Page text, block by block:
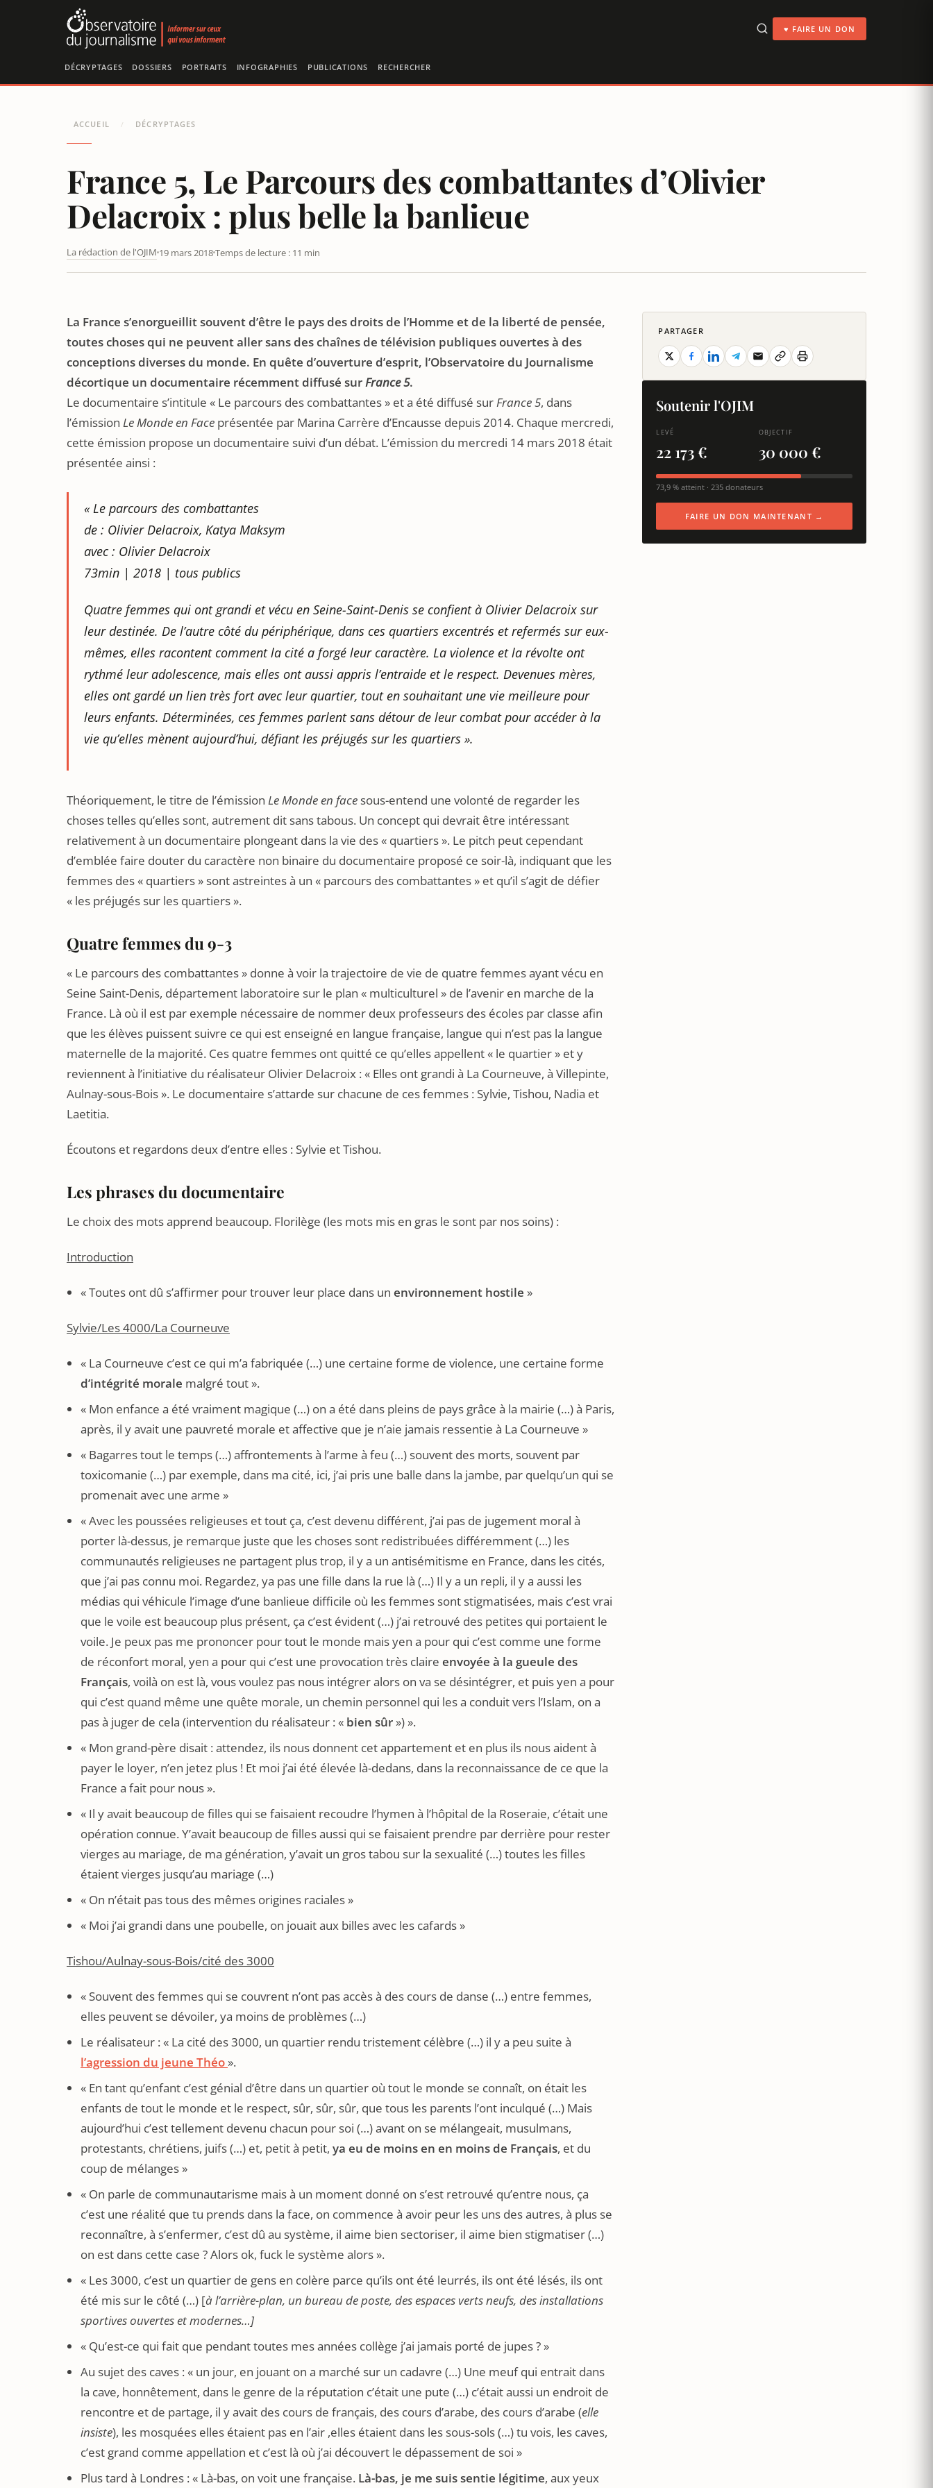
♥ FAIRE UN DON
DÉCRYPTAGES DOSSIERS PORTRAITS INFOGRAPHIES PUBLICATIONS RECHERCHER
ACCUEIL / DÉCRYPTAGES
France 5, Le Parcours des combattantes d’Olivier
Delacroix : plus belle la banlieue
La rédaction de l'OJIM 19 mars 2018Temps de lecture : 11 min
FRANCE 5, LE PARCOURS DES COMBATTANTES D’OLIVIER DELACROIX : PLUS BELLE LA BANLIEUE
La France s’enorgueillit souvent d’être le pays des droits de l’Homme et de la liberté de pensée,
toutes choses qui ne peuvent aller sans des chaînes de télévision publiques ouvertes à des
conceptions diverses du monde. En quête d’ouverture d’esprit, l’Observatoire du Journalisme
décortique un documentaire récemment diffusé surFrance 5.
Le documentaire s’intitule « Le parcours des combattantes » et a été diffusé surFrance 5, dans
l’émission Le Monde en Face présentée par Marina Carrère d’Encausse depuis 2014. Chaque mercredi,
cette émission propose un documentaire suivi d’un débat. L’émission du mercredi 14 mars 2018 était
présentée ainsi :
« Le parcours des combattantes
de : Olivier Delacroix, Katya Maksym
avec : Olivier Delacroix
73min | 2018 | tous publics
Quatre femmes qui ont grandi et vécu en Seine-Saint-Denis se confient à Olivier Delacroix sur
leur destinée. De l’autre côté du périphérique, dans ces quartiers excentrés et refermés sur eux-
mêmes, elles racontent comment la cité a forgé leur caractère. La violence et la révolte ont
rythmé leur adolescence, mais elles ont aussi appris l’entraide et le respect. Devenues mères,
elles ont gardé un lien très fort avec leur quartier, tout en souhaitant une vie meilleure pour
leurs enfants. Déterminées, ces femmes parlent sans détour de leur combat pour accéder à la
vie qu’elles mènent aujourd’hui, défiant les préjugés sur les quartiers ».
Théoriquement, le titre de l’émission Le Monde en face sous-entend une volonté de regarder les
choses telles qu’elles sont, autrement dit sans tabous. Un concept qui devrait être intéressant
relativement à un documentaire plongeant dans la vie des « quartiers ». Le pitch peut cependant
d’emblée faire douter du caractère non binaire du documentaire proposé ce soir-là, indiquant que les
femmes des « quartiers » sont astreintes à un « parcours des combattantes » et qu’il s’agit de défier
« les préjugés sur les quartiers ».
Quatre femmes du 9-3
« Le parcours des combattantes » donne à voir la trajectoire de vie de quatre femmes ayant vécu en
Seine Saint-Denis, département laboratoire sur le plan « multiculturel » de l’avenir en marche de la
France. Là où il est par exemple nécessaire de nommer deux professeurs des écoles par classe afin
que les élèves puissent suivre ce qui est enseigné en langue française, langue qui n’est pas la langue
maternelle de la majorité. Ces quatre femmes ont quitté ce qu’elles appellent « le quartier » et y
reviennent à l’initiative du réalisateur Olivier Delacroix : « Elles ont grandi à La Courneuve, à Villepinte,
Aulnay-sous-Bois ». Le documentaire s’attarde sur chacune de ces femmes : Sylvie, Tishou, Nadia et
Laetitia.
Écoutons et regardons deux d’entre elles : Sylvie et Tishou.
Les phrases du documentaire
Le choix des mots apprend beaucoup. Florilège (les mots mis en gras le sont par nos soins) :
Introduction
« Toutes ont dû s’affirmer pour trouver leur place dans un environnement hostile »
Sylvie/Les 4000/La Courneuve
« La Courneuve c’est ce qui m’a fabriquée (…) une certaine forme de violence, une certaine forme
d’intégrité morale malgré tout ».
« Mon enfance a été vraiment magique (…) on a été dans pleins de pays grâce à la mairie (…) à Paris,
après, il y avait une pauvreté morale et affective que je n’aie jamais ressentie à La Courneuve »
« Bagarres tout le temps (…) affrontements à l’arme à feu (…) souvent des morts, souvent par
toxicomanie (…) par exemple, dans ma cité, ici, j’ai pris une balle dans la jambe, par quelqu’un qui se
promenait avec une arme »
« Avec les poussées religieuses et tout ça, c’est devenu différent, j’ai pas de jugement moral à
porter là-dessus, je remarque juste que les choses sont redistribuées différemment (…) les
communautés religieuses ne partagent plus trop, il y a un antisémitisme en France, dans les cités,
que j’ai pas connu moi. Regardez, ya pas une fille dans la rue là (…) Il y a un repli, il y a aussi les
médias qui véhicule l’image d’une banlieue difficile où les femmes sont stigmatisées, mais c’est vrai
que le voile est beaucoup plus présent, ça c’est évident (…) j’ai retrouvé des petites qui portaient le
voile. Je peux pas me prononcer pour tout le monde mais yen a pour qui c’est comme une forme
de réconfort moral, yen a pour qui c’est une provocation très claire envoyée à la gueule des
Français, voilà on est là, vous voulez pas nous intégrer alors on va se désintégrer, et puis yen a pour
qui c’est quand même une quête morale, un chemin personnel qui les a conduit vers l’Islam, on a
pas à juger de cela (intervention du réalisateur : « bien sûr ») ».
« Mon grand-père disait : attendez, ils nous donnent cet appartement et en plus ils nous aident à
payer le loyer, n’en jetez plus ! Et moi j’ai été élevée là-dedans, dans la reconnaissance de ce que la
France a fait pour nous ».
« Il y avait beaucoup de filles qui se faisaient recoudre l’hymen à l’hôpital de la Roseraie, c’était une
opération connue. Y’avait beaucoup de filles aussi qui se faisaient prendre par derrière pour rester
vierges au mariage, de ma génération, y’avait un gros tabou sur la sexualité (…) toutes les filles
étaient vierges jusqu’au mariage (…)
« On n’était pas tous des mêmes origines raciales »
« Moi j’ai grandi dans une poubelle, on jouait aux billes avec les cafards »
Tishou/Aulnay-sous-Bois/cité des 3000
« Souvent des femmes qui se couvrent n’ont pas accès à des cours de danse (…) entre femmes,
elles peuvent se dévoiler, ya moins de problèmes (…)
Le réalisateur : « La cité des 3000, un quartier rendu tristement célèbre (…) il y a peu suite à
l’agression du jeune Théo ».
« En tant qu’enfant c’est génial d’être dans un quartier où tout le monde se connaît, on était les
enfants de tout le monde et le respect, sûr, sûr, sûr, que tous les parents l’ont inculqué (…) Mais
aujourd’hui c’est tellement devenu chacun pour soi (…) avant on se mélangeait, musulmans,
protestants, chrétiens, juifs (…) et, petit à petit, ya eu de moins en en moins de Français, et du
coup de mélanges »
« On parle de communautarisme mais à un moment donné on s’est retrouvé qu’entre nous, ça
c’est une réalité que tu prends dans la face, on commence à avoir peur les uns des autres, à plus se
reconnaître, à s’enfermer, c’est dû au système, il aime bien sectoriser, il aime bien stigmatiser (…)
on est dans cette case ? Alors ok, fuck le système alors ».
« Les 3000, c’est un quartier de gens en colère parce qu’ils ont été leurrés, ils ont été lésés, ils ont
été mis sur le côté (…) [à l’arrière-plan, un bureau de poste, des espaces verts neufs, des installations
sportives ouvertes et modernes…]
« Qu’est-ce qui fait que pendant toutes mes années collège j’ai jamais porté de jupes ? »
Au sujet des caves : « un jour, en jouant on a marché sur un cadavre (…) Une meuf qui entrait dans
la cave, honnêtement, dans le genre de la réputation c’était une pute (…) c’était aussi un endroit de
rencontre et de partage, il y avait des cours de français, des cours d’arabe, des cours d’arabe (elle
insiste), les mosquées elles étaient pas en l’air ,elles étaient dans les sous-sols (…) tu vois, les caves,
c’est grand comme appellation et c’est là où j’ai découvert le dépassement de soi »
Plus tard à Londres : « Là-bas, on voit une française. Là-bas, je me suis sentie légitime, aux yeux
PARTAGER
Soutenir l'OJIM
LEVÉ
22 173 €
OBJECTIF
30 000 €
73,9 % atteint · 235 donateurs
FAIRE UN DON MAINTENANT →
Panneau de gestion des cookies